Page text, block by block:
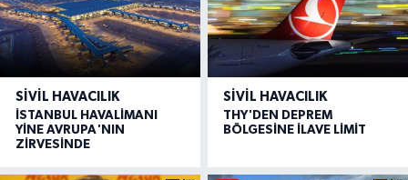
SIVIL HAVACILIK
İSTANBUL HAVALİMANI
YİNE AVRUPA'NIN
ZİRVESİNDE
SIVIL HAVACILIK
THY'DEN DEPREM
BÖLGESİNE İLAVE LİMİT